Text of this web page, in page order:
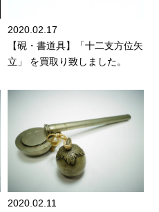
2020.02.17
【硯・書道具】「十二支方位矢
立」 を買取り致しました。
2020.02.11